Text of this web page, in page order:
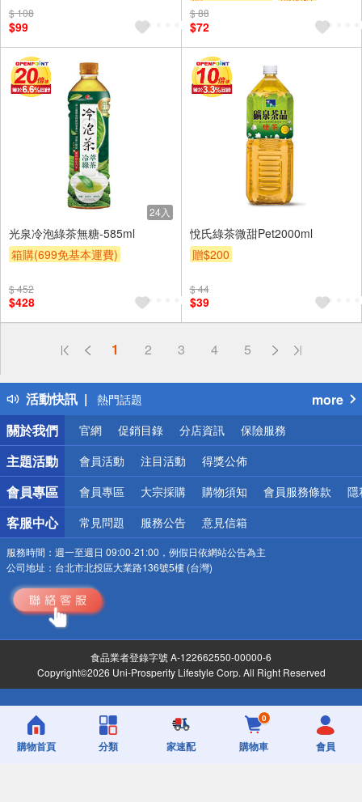
贈$200
$ 108
$99
贈$200
$ 88
$72
24入
光泉冷泡綠茶無糖-585ml
箱購(699免基本運費)
贈$200
$ 452
$428
悅氏綠茶微甜Pet2000ml
贈$200
$ 44
$39
1 2 3 4 5
活動快訊
偏遠地區配送
得獎公告
熱門話題
銀行優惠
偏遠地區配送
詐騙網頁！請小心！
more
關於我們
官網 促銷目錄 分店資訊 保險服務
主題活動 會員活動 注目活動 得獎公佈
會員專區 會員專區 大宗採購 購物須知 會員服務條款 隱
客服中心 常見問題 服務公告 意見信箱
服務時間： 週一至週日 09:00-21:00，例假日依網站公告為主
公司地址： 台北市北投區大業路136號5樓 (台灣)
食品業者登錄字號 A-122662550-00000-6
Copyright©2026 Uni-Prosperity Lifestyle Corp. All Right Reserved
購物首頁 分類 家速配
0
購物車 會員